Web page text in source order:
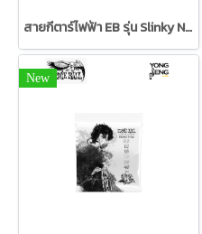
สายกีตาร์ไฟฟ้า EB รุ่น Slinky Nickel Wound (3 ชุด) 09/42
New